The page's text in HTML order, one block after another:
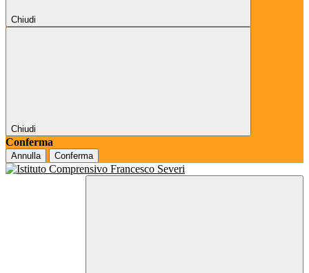
Chiudi
Chiudi
Conferma
Annulla Conferma